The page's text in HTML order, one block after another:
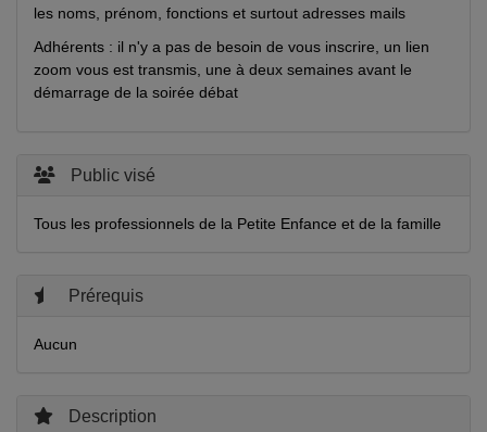
les noms, prénom, fonctions et surtout adresses mails
Adhérents : il n'y a pas de besoin de vous inscrire, un lien
zoom vous est transmis, une à deux semaines avant le
démarrage de la soirée débat
Public visé
Tous les professionnels de la Petite Enfance et de la famille
Prérequis
Aucun
Description